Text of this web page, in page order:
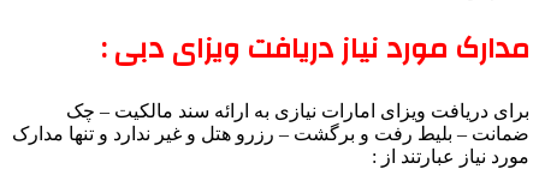
مدارک مورد نیاز دریافت ویزای دبی :
برای دریافت ویزای امارات نیازی به ارائه سند مالکیت – چک
ضمانت – بلیط رفت و برگشت – رزرو هتل و غیر ندارد و تنها مدارک
مورد نیاز عبارتند از :